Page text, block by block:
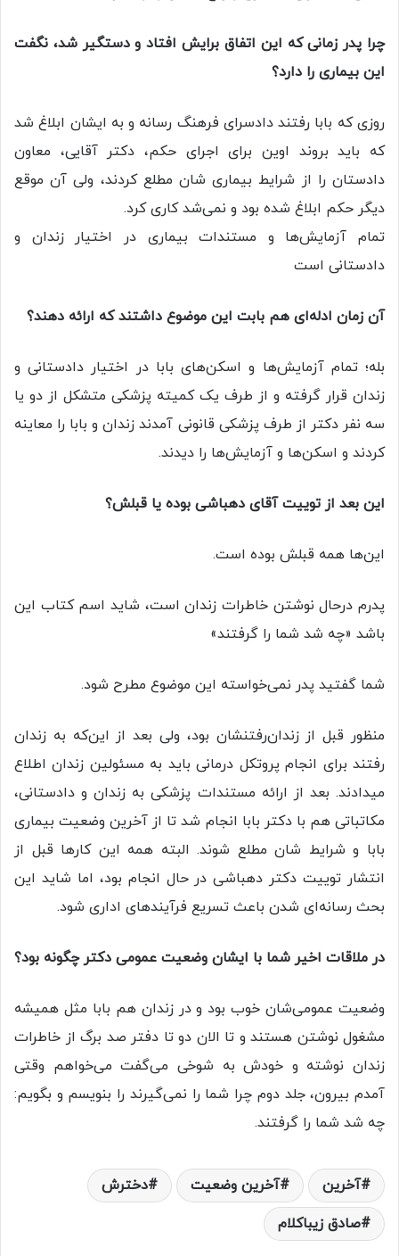
چرا پدر زمانی که این اتفاق برایش افتاد و دستگیر شد، نگفت
این بیماری را دارد؟
روزی که بابا رفتند دادسرای فرهنگ رسانه و به ایشان ابلاغ شد
که باید بروند اوین برای اجرای حکم، دکتر آقایی، معاون
دادستان را از شرایط بیماری شان مطلع کردند، ولی آن موقع
دیگر حکم ابلاغ شده بود و نمی‌شد کاری کرد.
تمام آزمایش‌ها و مستندات بیماری در اختیار زندان و
دادستانی است
آن زمان ادله‌ای هم بابت این موضوع داشتند که ارائه دهند؟
بله؛ تمام آزمایش‌ها و اسکن‌های بابا در اختیار دادستانی و
زندان قرار گرفته و از طرف یک کمیته پزشکی متشکل از دو یا
سه نفر دکتر از طرف پزشکی قانونی آمدند زندان و بابا را معاینه
کردند و اسکن‌ها و آزمایش‌ها را دیدند.
این بعد از توییت آقای دهباشی بوده یا قبلش؟
این‌ها همه قبلش بوده است.
پدرم درحال نوشتن خاطرات زندان است، شاید اسم کتاب این
باشد «چه شد شما را گرفتند»
شما گفتید پدر نمی‌خواسته این موضوع مطرح شود.
منظور قبل از زندان‌رفتنشان بود، ولی بعد از این‌که به زندان
رفتند برای انجام پروتکل درمانی باید به مسئولین زندان اطلاع
میدادند. بعد از ارائه مستندات پزشکی به زندان و دادستانی،
مکاتباتی هم با دکتر بابا انجام شد تا از آخرین وضعیت بیماری
بابا و شرایط شان مطلع شوند. البته همه این کار‌ها قبل از
انتشار توییت دکتر دهباشی در حال انجام بود، اما شاید این
بحث رسانه‌ای شدن باعث تسریع فرآیند‌های اداری شود.
در ملاقات اخیر شما با ایشان وضعیت عمومی دکتر چگونه بود؟
وضعیت عمومی‌شان خوب بود و در زندان هم بابا مثل همیشه
مشغول نوشتن هستند و تا الان دو تا دفتر صد برگ از خاطرات
زندان نوشته و خودش به شوخی می‌گفت می‌خواهم وقتی
آمدم بیرون، جلد دوم چرا شما را نمی‌گیرند را بنویسم و بگویم:
چه شد شما را گرفتند.
آخرين آخرین وضعیت
دخترش
صادق زیباکلام